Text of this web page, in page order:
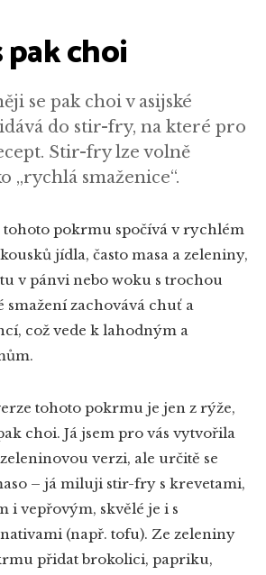
choi
se pak choi v asijské
do stir-fry, na které pro
Stir-fry lze volně
„rychlá smaženice“.
pokrmu spočívá v rychlém
jídla, často masa a zeleniny,
v pánvi nebo woku s trochou
smažení zachovává chuť a
což vede k lahodným a
tohoto pokrmu je jen z rýže,
choi. Já jsem pro vás vytvořila
verzi, ale určitě se
– já miluji stir-fry s krevetami,
i vepřovým, skvělé je i s
(např. tofu). Ze zeleniny
přidat brokolici, papriku,